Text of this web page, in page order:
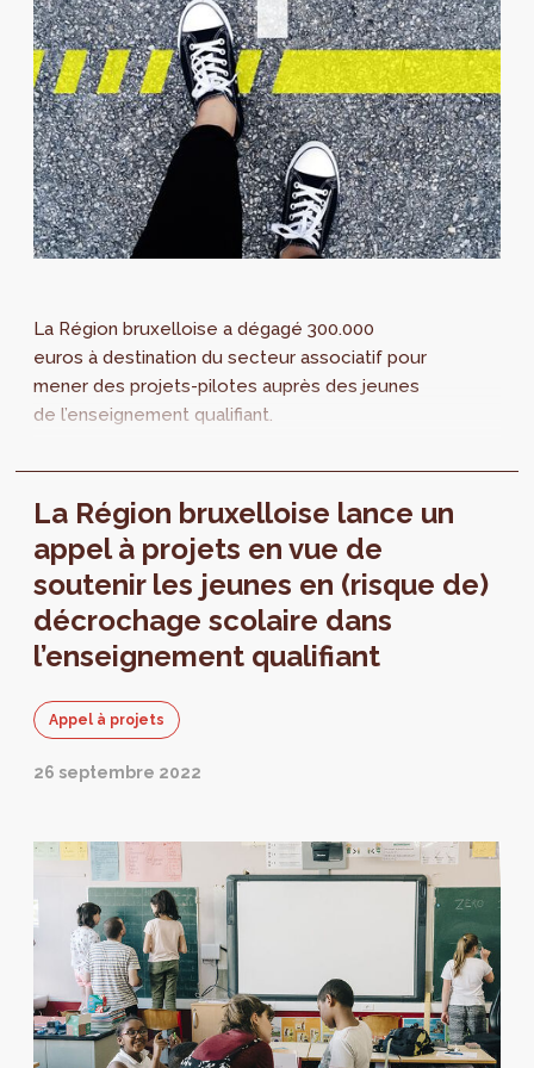
La Région bruxelloise a dégagé 300.000
euros à destination du secteur associatif pour
mener des projets-pilotes auprès des jeunes
de l’enseignement qualifiant.
La Région bruxelloise lance un
appel à projets en vue de
soutenir les jeunes en (risque de)
décrochage scolaire dans
l’enseignement qualifiant
Appel à projets
26 septembre 2022